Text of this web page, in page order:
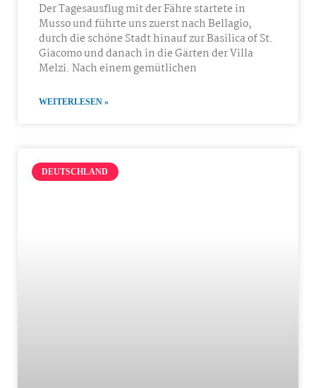
Der Tagesausflug mit der Fähre startete in
Musso und führte uns zuerst nach Bellagio,
durch die schöne Stadt hinauf zur Basilica of St.
Giacomo und danach in die Gärten der Villa
Melzi. Nach einem gemütlichen
WEITERLESEN »
DEUTSCHLAND